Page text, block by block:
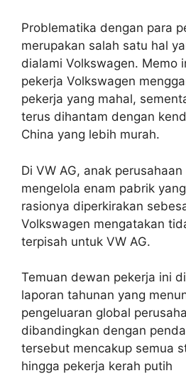
Problematika dengan para
merupakan salah satu hal
dialami Volkswagen. Memo
pekerja Volkswagen
pekerja yang mahal,
terus dihantam dengan
China yang lebih murah.
Di VW AG, anak
mengelola enam pabrik
rasionya diperkirakan
Volkswagen mengatakan
terpisah untuk VW AG.
Temuan dewan pekerja ini
laporan tahunan yang
pengeluaran global
dibandingkan dengan
tersebut mencakup semua
hingga pekerja kerah putih